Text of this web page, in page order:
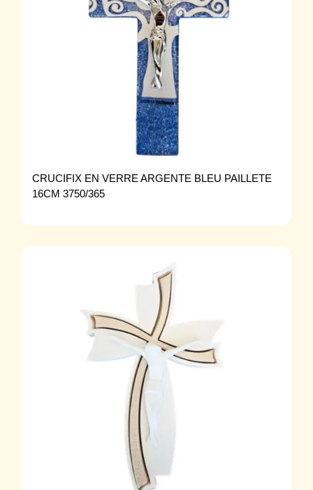
CRUCIFIX EN VERRE ARGENTE BLEU PAILLETE
16CM 3750/365